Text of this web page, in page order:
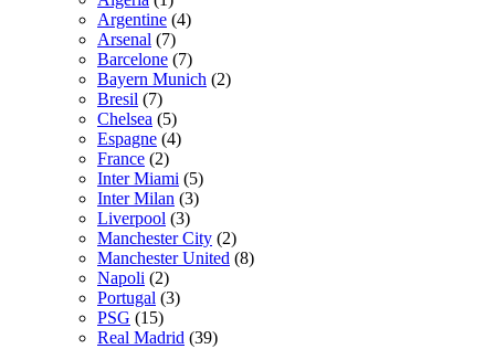
Argentine (4)
Arsenal (7)
Barcelone (7)
Bayern Munich (2)
Bresil (7)
Chelsea (5)
Espagne (4)
France (2)
Inter Miami (5)
Inter Milan (3)
Liverpool (3)
Manchester City (2)
Manchester United (8)
Napoli (2)
Portugal (3)
PSG (15)
Real Madrid (39)